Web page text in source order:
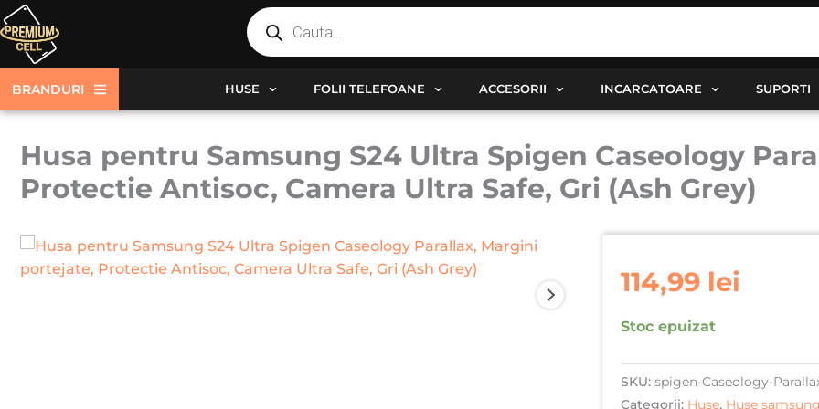
Skip
to
content
Products
search
BRANDURI HUSE FOLII TELEFOANE ACCESORII INCARCATOARE SUPORTI
Husa pentru Samsung S24 Ultra Spigen Caseology
Protectie Antisoc, Camera Ultra Safe, Gri (Ash Grey)
114,99 lei
Stoc epuizat
SKU: spigen-Caseology-
Categorii: Huse, Huse samsung